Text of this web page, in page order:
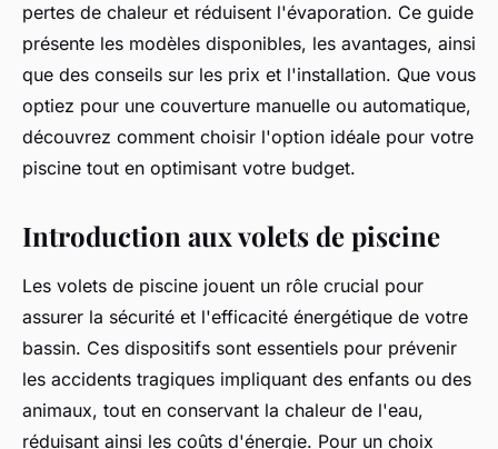
Capucine• 27 février 2025•6 min de lecture
pertes de chaleur et réduisent l'évaporation. Ce guide
présente les modèles disponibles, les avantages, ainsi
que des conseils sur les prix et l'installation. Que vous
optiez pour une couverture manuelle ou automatique,
découvrez comment choisir l'option idéale pour votre
piscine tout en optimisant votre budget.
Introduction aux volets de piscine
Les volets de piscine jouent un rôle crucial pour
assurer la sécurité et l'efficacité énergétique de votre
bassin. Ces dispositifs sont essentiels pour prévenir
les accidents tragiques impliquant des enfants ou des
animaux, tout en conservant la chaleur de l'eau,
réduisant ainsi les coûts d'énergie. Pour un choix